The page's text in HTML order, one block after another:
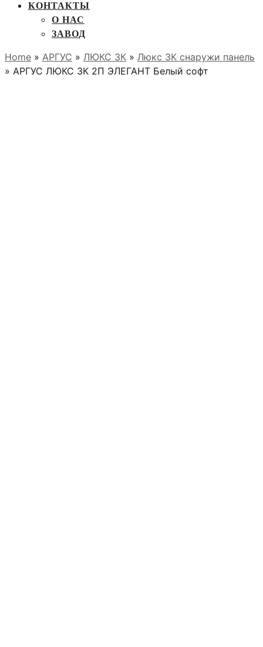
КОНТАКТЫ
О НАС
ЗАВОД
Home » АРГУС » ЛЮКС 3К » Люкс 3К снаружи панель
» АРГУС ЛЮКС 3К 2П ЭЛЕГАНТ Белый софт